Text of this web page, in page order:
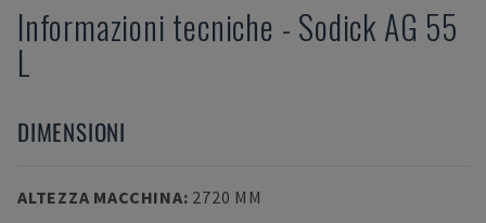
Informazioni tecniche - Sodick AG 55
L
DIMENSIONI
ALTEZZA MACCHINA: 2720 MM